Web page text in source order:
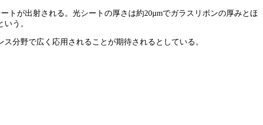
トが出射される。光シートの厚さは約20µmでガラスリボンの厚みとほ
う。
分野で広く応用されることが期待されるとしている。